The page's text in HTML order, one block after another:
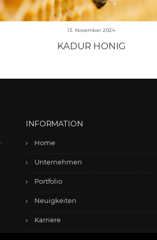
13. November 2024
KADUR HONIG
INFORMATION
Home
Unternehmen
Portfolio
Neuigkeiten
Karriere